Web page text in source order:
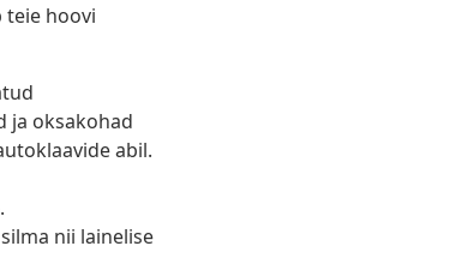
teie hoovi
ja oksakohad
abil.
nii lainelise